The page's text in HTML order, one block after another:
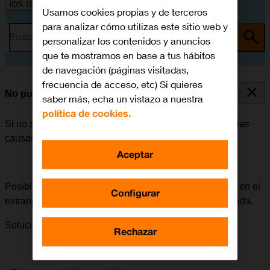
iOS 16.0
Busca por problema o tema
No puedo enviar ni recibir MMS
Si no se puede enviar ni recibir MMS, puede haber varias
causas posibles al problema.
Posible causa 3 de 4:
Para poder enviar y recibir MMS en el
extranjero, la itinerancia de datos tiene que estar activada.
Solución: Cómo activar la itinerancia de datos.
Usamos cookies propias y de terceros
para analizar cómo utilizas este sitio web y
personalizar los contenidos y anuncios
que te mostramos en base a tus hábitos
de navegación (páginas visitadas,
frecuencia de acceso, etc) Si quieres
saber más, echa un vistazo a nuestra
política de cookies.
Configurar
Rechazar
Aceptar